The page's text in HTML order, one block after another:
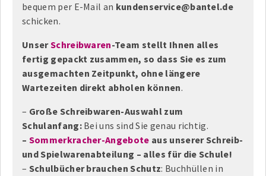
bequem per E-Mail an kundenservice@bantel.de
schicken.
UnserSchreibwaren-Team stellt Ihnen alles
fertig gepackt zusammen, so dass Sie es zum
ausgemachten Zeitpunkt, ohne längere
Wartezeiten direkt abholen können.
– Große Schreibwaren-Auswahl zum
Schulanfang:Bei uns sind Sie genau richtig.
– Sommerkracher-Angebote aus unserer Schreib-
und Spielwarenabteilung – alles für die Schule!
– Schulbücher brauchen Schutz: Buchhüllen in